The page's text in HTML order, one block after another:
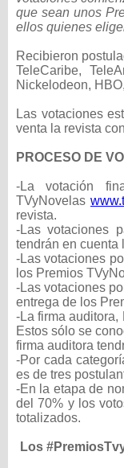
que sean unos
ellos quienes
Recibieron
TeleCaribe,
Nickelodeon,
Las votaciones
venta la revista
PROCESO DE
-La votación
TVyNovelas
revista.
-Las votaciones
tendrán en cuenta
-Las votaciones
los Premios
-Las votaciones
entrega de los
-La firma auditora,
Estos sólo se
firma auditora
-Por cada
es de tres
-En la etapa de
del 70% y los
totalizados.
Los